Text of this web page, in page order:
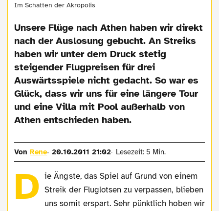
Im Schatten der Akropolis
Unsere Flüge nach Athen haben wir direkt
nach der Auslosung gebucht. An Streiks
haben wir unter dem Druck stetig
steigender Flugpreisen für drei
Auswärtsspiele nicht gedacht. So war es
Glück, dass wir uns für eine längere Tour
und eine Villa mit Pool außerhalb von
Athen entschieden haben.
VonRene 20.10.2011 21:02 Lesezeit: 5 Min.
D ie Ängste, das Spiel auf Grund von einem
Streik der Fluglotsen zu verpassen, blieben
uns somit erspart. Sehr pünktlich hoben wir